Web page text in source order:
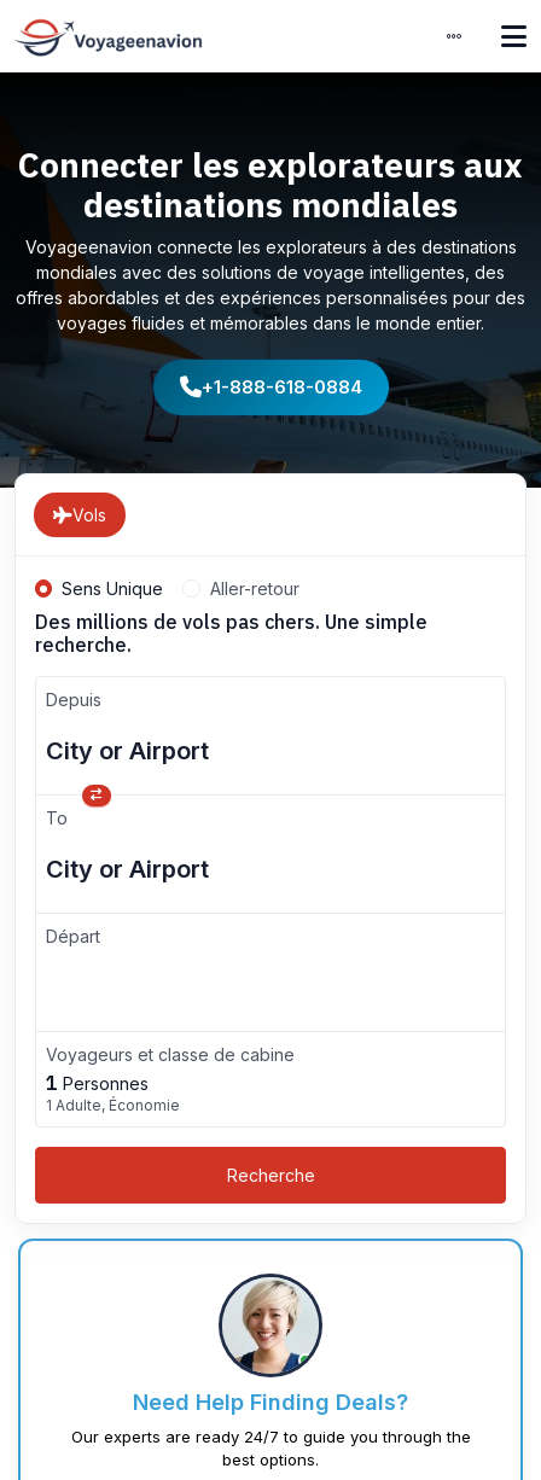
Connecter les explorateurs aux
destinations mondiales
Voyageenavion connecte les explorateurs à des destinations
mondiales avec des solutions de voyage intelligentes, des
offres abordables et des expériences personnalisées pour des
voyages fluides et mémorables dans le monde entier.
+1-888-618-0884
Vols
Sens Unique Aller-retour
Des millions de vols pas chers. Une simple
recherche.
Depuis
To
Départ
Voyageurs et classe de cabine
1 Personnes
1 Adulte, Économie
Recherche
Need Help Finding Deals?
Our experts are ready 24/7 to guide you through the
best options.